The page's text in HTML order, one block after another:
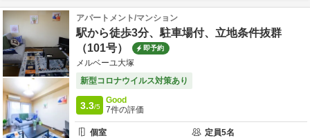
アパートメント/マンション
駅から徒歩3分、駐車場付、立地条件抜群
（101号）
即予約
メルベーユ大塚
新型コロナウイルス対策あり
3.3/5
Good
7件の評価
個室 定員5名